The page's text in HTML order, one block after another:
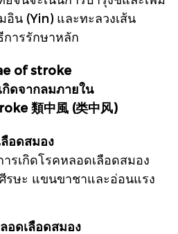
อิน (Yin) และทะลวงเส้น
การรักษาหลัก
of stroke
ดจากลมภายใน
類中風 (类中风)
อดสมอง
รเกิดโรคหลอดเลือดสมอง
รษะ แขนขาชาและอ่อนแรง
อดเลือดสมอง